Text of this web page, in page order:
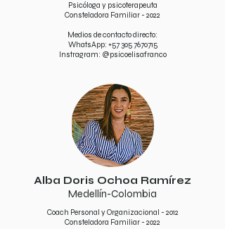
Psicóloga y psicoterapeuta
Consteladora Familiar - 2022
Medios de contacto directo:
WhatsApp: +57 305 7670715
Instragram: @psicoelisafranco
Alba Doris Ochoa Ramírez
Medellín-Colombia
Coach Personal y Organizacional - 2012
Consteladora Familiar - 2022